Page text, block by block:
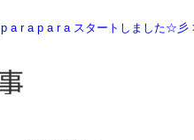
p a r a p a r a スタートしました☆彡